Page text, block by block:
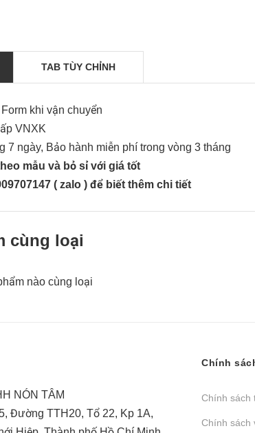
TAB TÙY CHỈNH
khi vận chuyển
VNXK
7 ngày, Bảo hành miễn phí trong vòng 3 tháng
mẫu và bỏ sỉ với giá tốt
( zalo ) để biết thêm chi tiết
cùng loại
nào cùng loại
NÓN TÂM
Đường TTH20, Tổ 22, Kp 1A,
Chính
Chính sách
Chính sách